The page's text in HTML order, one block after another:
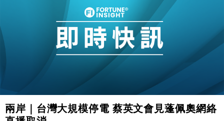
兩岸｜台灣大規模停電 蔡英文會見蓬佩奧網絡